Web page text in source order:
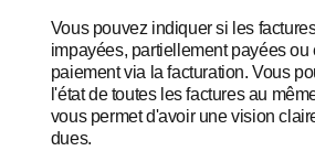
Vous pouvez indiquer si les
impayées, partiellement payées ou
paiement via la facturation. Vous
l'état de toutes les factures au
vous permet d'avoir une vision
dues.